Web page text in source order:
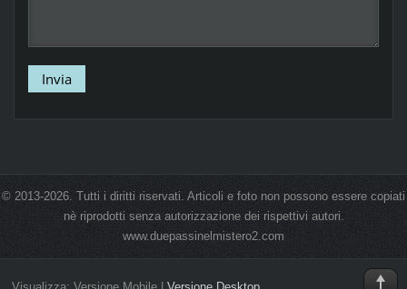
© 2013-2026. Tutti i diritti riservati. Articoli e foto non possono essere copiati
nè riprodotti senza autorizzazione dei rispettivi autori.
www.duepassinelmistero2.com